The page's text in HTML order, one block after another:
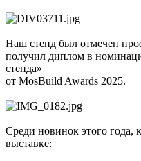
Наш стенд был отмечен
получил диплом в
стенда»
от MosBuild Awards 2025.
Среди новинок этого года,
выставке: